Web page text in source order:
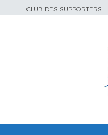
CLUB DES SUPPORTERS